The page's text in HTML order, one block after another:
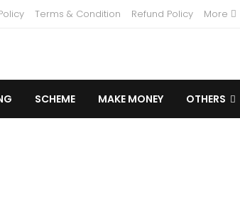
Terms & Condition Refund Policy More
SCHEME MAKE MONEY OTHERS